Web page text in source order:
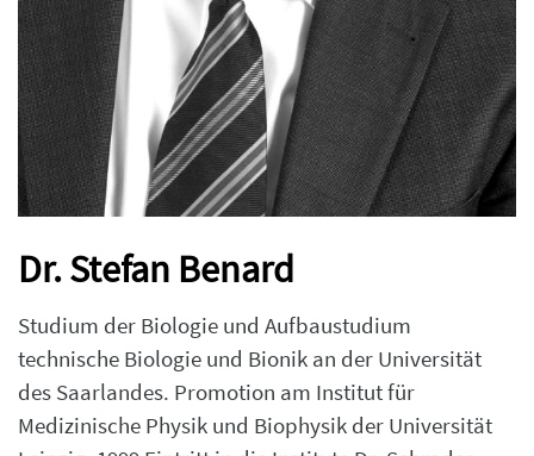
Dr. Stefan Benard
Studium der Biologie und Aufbaustudium
technische Biologie und Bionik an der Universität
des Saarlandes. Promotion am Institut für
Medizinische Physik und Biophysik der Universität